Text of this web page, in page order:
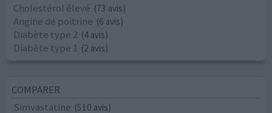
Cholestérol élevé (73 avis)
Angine de poitrine (6 avis)
Diabète type 2 (4 avis)
Diabète type 1 (2 avis)
COMPARER
Simvastatine (510 avis)